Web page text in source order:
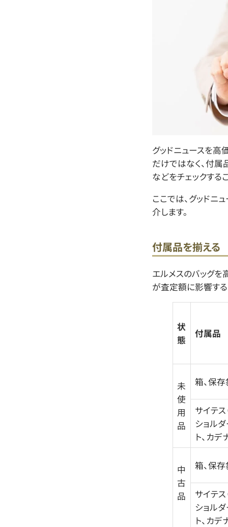
グッドニュースを高
だけではなく、付
などをチェックする
ここでは、グッドニ
介します。
付属品を揃える
エルメスのバッグ
が査定額に影響する
状
態
付属品
未
使
用
品
箱、保
サイテス
ショルダ
ト、カデ
中
古
品
箱、保
サイテス
ショルダ
ト、カデ